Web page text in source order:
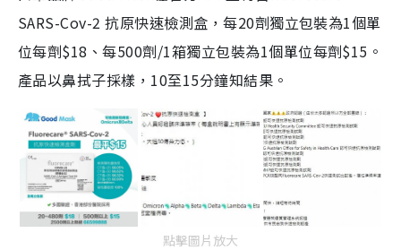
SARS-Cov-2 抗原快速檢測盒，每20劑獨立包裝為1個單
位每劑$18、每500劑/1箱獨立包裝為1個單位每劑$15。
產品以鼻拭子採樣，10至15分鐘知結果。
點擊圖片放大